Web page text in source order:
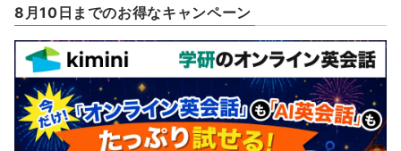
8月10日までのお得なキャンペーン